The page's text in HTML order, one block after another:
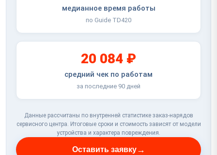
медианное время работы
по Guide TD420
20 084 ₽
средний чек по работам
за последние 90 дней
Данные рассчитаны по внутренней статистике заказ-нарядов
сервисного центра. Итоговые сроки и стоимость зависят от модели
устройства и характера повреждения.
Оставить заявку→